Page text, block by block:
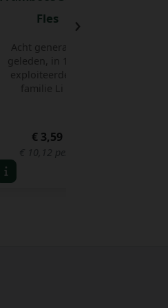
Fles
Acht generaties
geleden, in 1809,
exploiteerde de
familie Li ...
€ 3,59
€ 10,12 per l
›